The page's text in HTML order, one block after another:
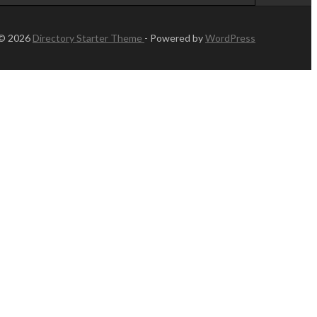
2026 Directory Starter Theme - Powered byWordPress